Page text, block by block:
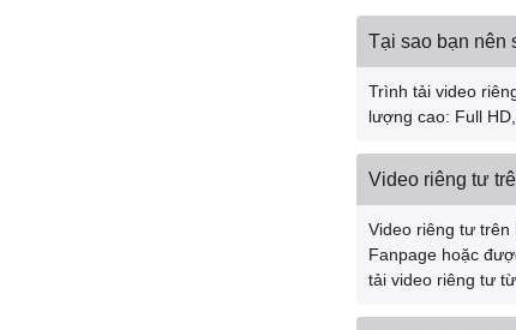
Tại sao bạn nên
Trình tải video
lượng cao: Full
Video riêng tư
Video riêng tư
Fanpage hoặc
tải video riêng tư